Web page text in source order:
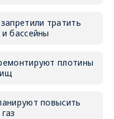
тратить
бассейны
плотины
повысить